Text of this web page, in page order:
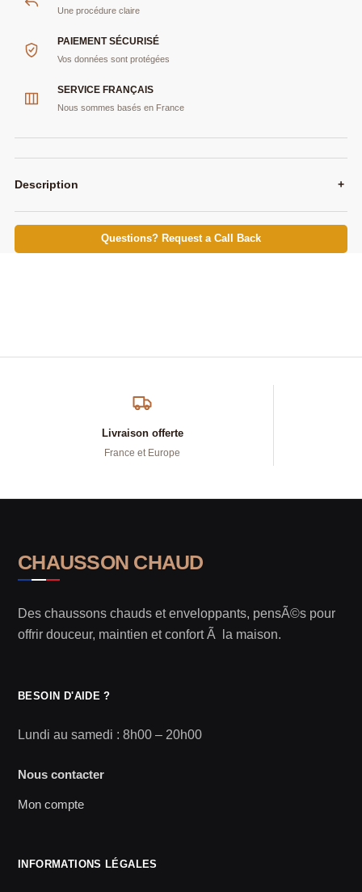
Une procédure claire
PAIEMENT SÉCURISÉ
Vos données sont protégées
SERVICE FRANÇAIS
Nous sommes basés en France
Description +
Questions? Request a Call Back
Livraison offerte
France et Europe
CHAUSSON CHAUD
Des chaussons chauds et enveloppants, pensÃ©s pour
offrir douceur, maintien et confort Ã la maison.
BESOIN D'AIDE ?
Lundi au samedi : 8h00 – 20h00
Nous contacter
Mon compte
INFORMATIONS LÉGALES